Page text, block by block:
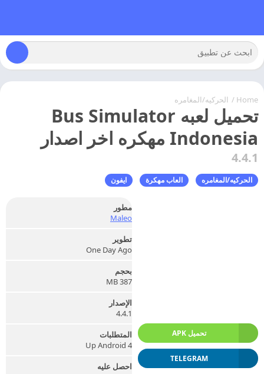
Home
/ الحركيه/المغامره
تحميل لعبه Bus Simulator
Indonesia مهكره اخر اصدار
4.4.1
الحركيه/المغامره العاب مهكرة ايفون
تحميل APK
TELEGRAM
مطور
Maleo
تطوير
One Day Ago
بحجم
387 MB
الإصدار
4.4.1
المتطلبات
Up Android 4
احصل عليه